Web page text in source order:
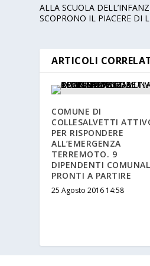
ALLA SCUOLA
SCOPRONO IL PIACERE DI
ARTICOLI
COMUNE DI
COLLESALVETTI
PER RISPONDERE
ALL’EMERGENZA
TERREMOTO. 9
DIPENDENTI
PRONTI A PARTIRE
25 Agosto 2016 14:58